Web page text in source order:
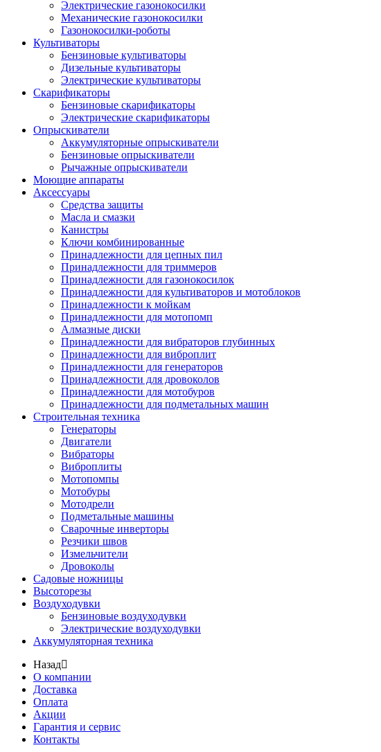
Электрические газонокосилки
Механические газонокосилки
Газонокосилки-роботы
Культиваторы
Бензиновые культиваторы
Дизельные культиваторы
Электрические культиваторы
Скарификаторы
Бензиновые скарификаторы
Электрические скарификаторы
Опрыскиватели
Аккумуляторные опрыскиватели
Бензиновые опрыскиватели
Рычажные опрыскиватели
Моющие аппараты
Аксессуары
Средства защиты
Масла и смазки
Канистры
Ключи комбинированные
Принадлежности для цепных пил
Принадлежности для триммеров
Принадлежности для газонокосилок
Принадлежности для культиваторов и мотоблоков
Принадлежности к мойкам
Принадлежности для мотопомп
Алмазные диски
Принадлежности для вибраторов глубинных
Принадлежности для виброплит
Принадлежности для генераторов
Принадлежности для дровоколов
Принадлежности для мотобуров
Принадлежности для подметальных машин
Строительная техника
Генераторы
Двигатели
Вибраторы
Виброплиты
Мотопомпы
Мотобуры
Мотодрели
Подметальные машины
Сварочные инверторы
Резчики швов
Измельчители
Дровоколы
Садовые ножницы
Высоторезы
Воздуходувки
Бензиновые воздуходувки
Электрические воздуходувки
Аккумуляторная техника
Назад
О компании
Доставка
Оплата
Акции
Гарантия и сервис
Контакты